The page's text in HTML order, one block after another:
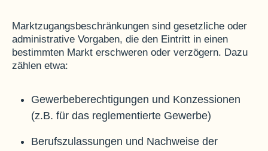
Marktzugangsbeschränkungen sind gesetzliche oder
administrative Vorgaben, die den Eintritt in einen
bestimmten Markt erschweren oder verzögern. Dazu
zählen etwa:
Gewerbeberechtigungen und Konzessionen
(z.B. für das reglementierte Gewerbe)
Berufszulassungen und Nachweise der